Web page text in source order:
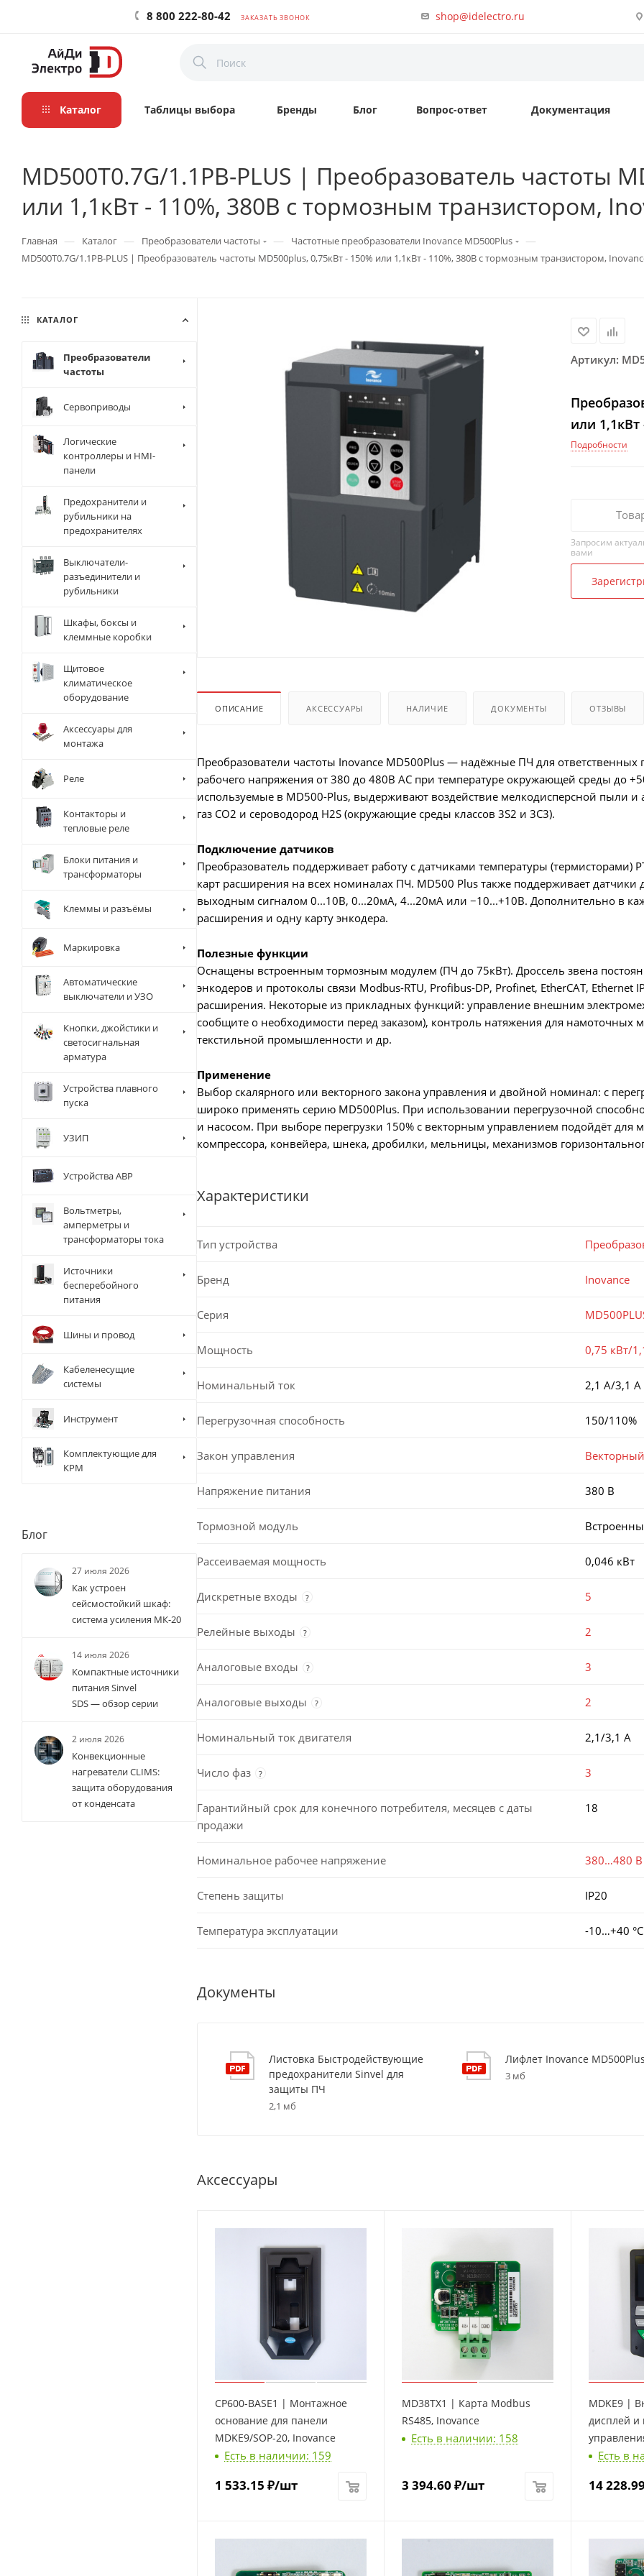
8 800 222-80-42 ЗАКАЗАТЬ ЗВОНОК shop@idelectro.ru
Каталог Таблицы выбора Бренды Блог Вопрос-ответ Документация
MD500T0.7G/1.1PB-PLUS | Преобразователь частоты
или 1,1кВт - 110%, 380В с тормозным транзистором,
Главная — Каталог — Преобразователи частоты — Частотные преобразователи Inovance MD500Plus —
MD500T0.7G/1.1PB-PLUS | Преобразователь частоты MD500plus, 0,75кВт - 150% или 1,1кВт - 110%, 380В с тормозным транзистором,
Артикул:
или
Подробности
Запросим
вами
ОПИСАНИЕ АКСЕССУАРЫ НАЛИЧИЕ ДОКУМЕНТЫ ОТЗЫВЫ
Преобразователи частоты Inovance MD500Plus — надёжные ПЧ для
рабочего напряжения от 380 до 480В AC при температуре окружающей среды до
используемые в MD500-Plus, выдерживают воздействие мелкодисперсной пыли и
газ CO2 и сероводород H2S (окружающие среды классов 3S2 и 3C3).
Подключение датчиков
Преобразователь поддерживает работу с датчиками температуры (термисторами)
карт расширения на всех номиналах ПЧ. MD500 Plus также поддерживает
выходным сигналом 0...10В, 0...20мА, 4...20мА или −10...+10В. Дополнительно в
расширения и одну карту энкодера.
Полезные функции
Оснащены встроенным тормозным модулем (ПЧ до 75кВт). Дроссель звена
энкодеров и протоколы связи Modbus-RTU, Profibus-DP, Profinet, EtherCAT, Ethernet
расширения. Некоторые из прикладных функций: управление внешним
сообщите о необходимости перед заказом), контроль натяжения для намоточных
текстильной промышленности и др.
Применение
Выбор скалярного или векторного закона управления и двойной номинал: с
широко применять серию MD500Plus. При использовании перегрузочной
и насосом. При выборе перегрузки 150% с векторным управлением подойдёт для
компрессора, конвейера, шнека, дробилки, мельницы, механизмов
Характеристики
Тип устройства
Бренд Inovance
Серия
Мощность 0,75 кВт/
Номинальный ток 2,1 А/3,1 А
Перегрузочная способность 150/110%
Закон управления
Напряжение питания 380 В
Тормозной модуль
Рассеиваемая мощность 0,046 кВт
Дискретные входы ? 5
Релейные выходы ? 2
Аналоговые входы ? 3
Аналоговые выходы ? 2
Номинальный ток двигателя 2,1/3,1 А
Число фаз ? 3
Гарантийный срок для конечного потребителя, месяцев с даты
продажи
18
Номинальное рабочее напряжение 380…480 В
Степень защиты IP20
Температура эксплуатации -10…+40 °С
Документы
Листовка Быстродействующие
предохранители Sinvel для
защиты ПЧ
2,1 мб
Лифлет Inovance
3 мб
Аксессуары
CP600-BASE1 | Монтажное
основание для панели
MDKE9/SOP-20, Inovance
Есть в наличии: 159
1 533.15 ₽/шт
MD38TX1 | Карта Modbus
RS485, Inovance
Есть в наличии: 158
3 394.60 ₽/шт
MDKE9 |
дисплей и
Inovance
Есть в
14
КАТАЛОГ
Преобразователи
частоты
Сервоприводы
Логические
контроллеры и HMI-
панели
Предохранители и
рубильники на
предохранителях
Выключатели-
разъединители и
рубильники
Шкафы, боксы и
клеммные коробки
Щитовое
климатическое
оборудование
Аксессуары для
монтажа
Реле
Контакторы и
тепловые реле
Блоки питания и
трансформаторы
Клеммы и разъёмы
Маркировка
Автоматические
выключатели и УЗО
Кнопки, джойстики и
светосигнальная
арматура
Устройства плавного
пуска
УЗИП
Устройства АВР
Вольтметры,
амперметры и
трансформаторы тока
Источники
бесперебойного
питания
Шины и провод
Кабеленесущие
системы
Инструмент
Комплектующие для
КРМ
Блог
27 июля 2026
Как устроен
сейсмостойкий шкаф:
система усиления МК-20
14 июля 2026
Компактные источники
питания Sinvel
SDS — обзор серии
2 июля 2026
Конвекционные
нагреватели CLIMS:
защита оборудования
от конденсата